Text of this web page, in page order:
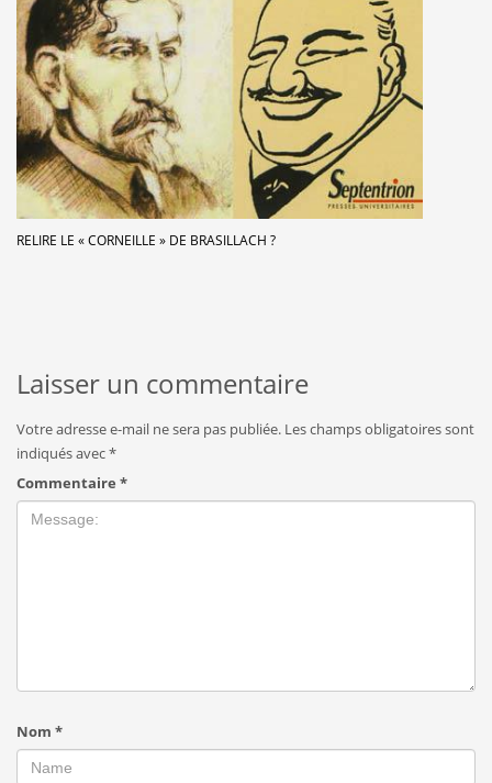
RELIRE LE « CORNEILLE » DE BRASILLACH ?
Laisser un commentaire
Votre adresse e-mail ne sera pas publiée. Les champs obligatoires sont
indiqués avec*
Commentaire *
Nom *